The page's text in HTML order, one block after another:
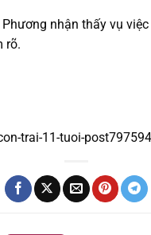
nhận thấy vụ
rõ.
trai-11-tuoi-